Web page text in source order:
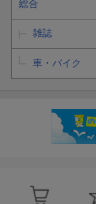
・YSR50 改 サイ
る男
「疾走し続ける
◇ Yellow Page 情
◇ New Item News
◇ 俺のエゴ
総合
雑誌
車・バイク